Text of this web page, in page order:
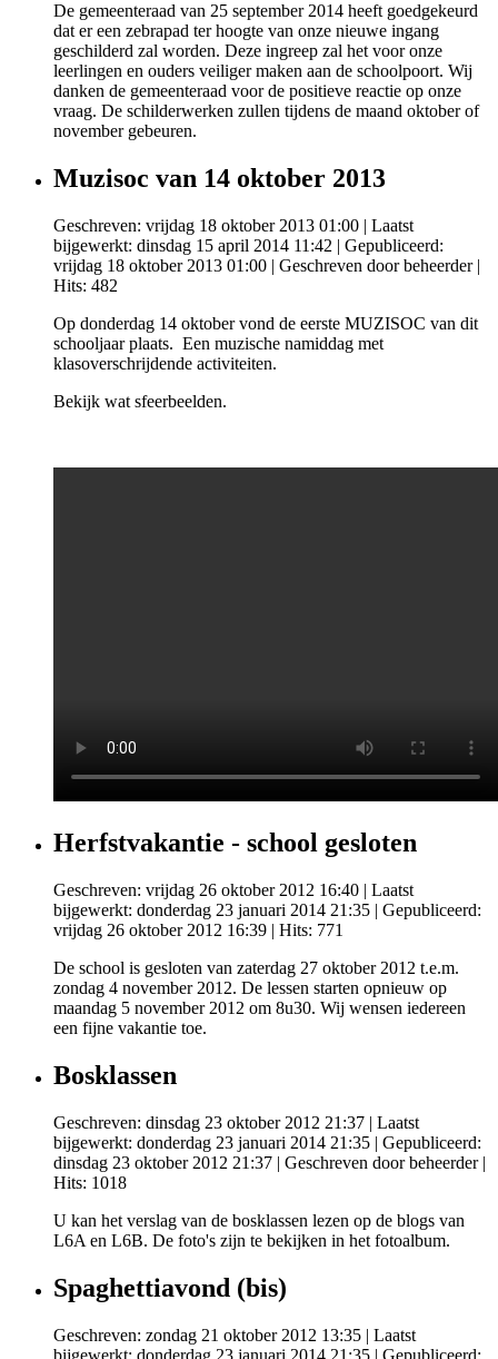
De gemeenteraad van 25 september 2014 heeft goedgekeurd
dat er een zebrapad ter hoogte van onze nieuwe ingang
geschilderd zal worden. Deze ingreep zal het voor onze
leerlingen en ouders veiliger maken aan de schoolpoort. Wij
danken de gemeenteraad voor de positieve reactie op onze
vraag. De schilderwerken zullen tijdens de maand oktober of
november gebeuren.
Muzisoc van 14 oktober 2013
Geschreven: vrijdag 18 oktober 2013 01:00 | Laatst
bijgewerkt: dinsdag 15 april 2014 11:42 | Gepubliceerd:
vrijdag 18 oktober 2013 01:00 | Geschreven door beheerder|
Hits: 482
Op donderdag 14 oktober vond de eerste MUZISOC van dit
schooljaar plaats. Een muzische namiddag met
klasoverschrijdende activiteiten.
Bekijk wat sfeerbeelden.
Herfstvakantie - school gesloten
Geschreven: vrijdag 26 oktober 2012 16:40 | Laatst
bijgewerkt: donderdag 23 januari 2014 21:35 | Gepubliceerd:
vrijdag 26 oktober 2012 16:39 | Hits: 771
De school is gesloten van zaterdag 27 oktober 2012 t.e.m.
zondag 4 november 2012. De lessen starten opnieuw op
maandag 5 november 2012 om 8u30. Wij wensen iedereen
een fijne vakantie toe.
Bosklassen
Geschreven: dinsdag 23 oktober 2012 21:37 | Laatst
bijgewerkt: donderdag 23 januari 2014 21:35 | Gepubliceerd:
dinsdag 23 oktober 2012 21:37 | Geschreven door beheerder|
Hits: 1018
U kan het verslag van de bosklassen lezen op de blogs van
L6A en L6B. De foto's zijn te bekijken in het fotoalbum.
Spaghettiavond (bis)
Geschreven: zondag 21 oktober 2012 13:35 | Laatst
bijgewerkt: donderdag 23 januari 2014 21:35 | Gepubliceerd: